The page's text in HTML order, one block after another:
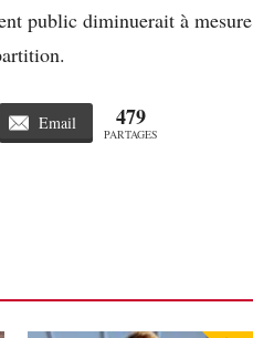
public diminuerait à mesure
Email 479
PARTAGES